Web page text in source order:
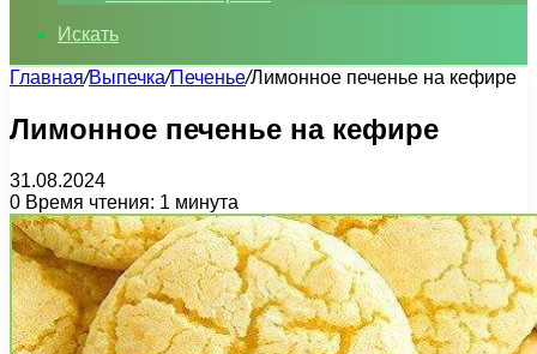
Искать
Главная/Выпечка/Печенье/Лимонное печенье на кефире
Лимонное печенье на кефире
31.08.2024
0 Время чтения: 1 минута